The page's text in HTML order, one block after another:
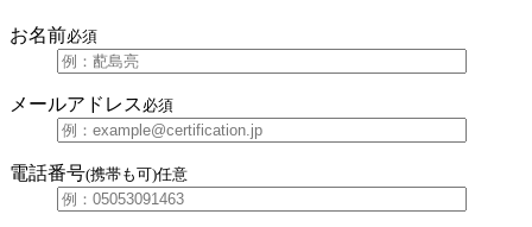
お名前必須
メールアドレス 必須
電話番号(携帯も可)任意